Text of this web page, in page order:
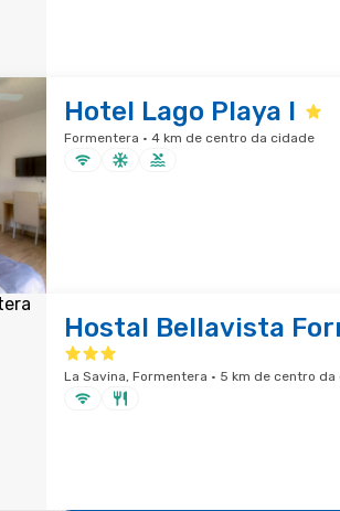
Hotel Lago Playa I
Formentera · 4 km de centro da cidade
Hostal Bellavista
La Savina, Formentera · 5 km de centro